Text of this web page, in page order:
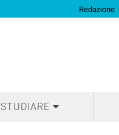
Redazione
STUDIARE